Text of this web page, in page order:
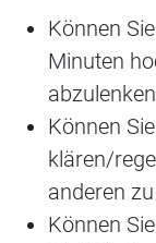
Können
Minuten
Können
klären/
anderen
Können